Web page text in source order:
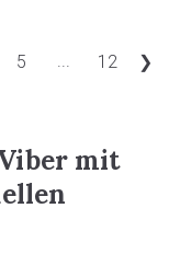
5 ... 12 ❯
mit